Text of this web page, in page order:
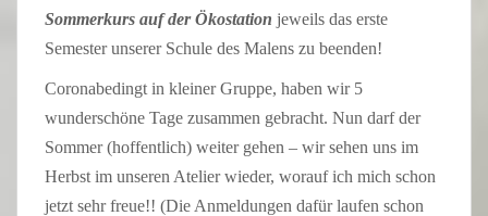
Sommerkurs auf der Ökostation jeweils das erste
Semester unserer Schule des Malens zu beenden!
Coronabedingt in kleiner Gruppe, haben wir 5
wunderschöne Tage zusammen gebracht. Nun darf der
Sommer (hoffentlich) weiter gehen – wir sehen uns im
Herbst im unseren Atelier wieder, worauf ich mich schon
jetzt sehr freue!! (Die Anmeldungen dafür laufen schon